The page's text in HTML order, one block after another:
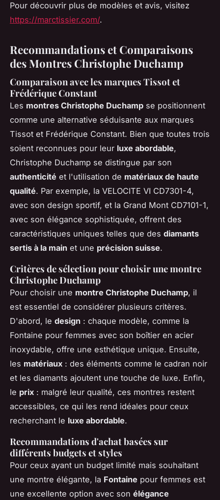
Pour découvrir plus de modèles et avis, visitez
https://marctissier.com/.
Recommandations et Comparaisons
des Montres Christophe Duchamp
Comparaison avec les marques Tissot et
Frédérique Constant
Les montres Christophe Duchamp se positionnent
comme une alternative séduisante aux marques
Tissot et Frédérique Constant. Bien que toutes trois
soient reconnues pour leur luxe abordable,
Christophe Duchamp se distingue par son
authenticité et l'utilisation de matériaux de haute
qualité. Par exemple, la VELOCITE VI CD7301-4,
avec son design sportif, et la Grand Mont CD7101-1,
avec son élégance sophistiquée, offrent des
caractéristiques uniques telles que des diamants
sertis à la main et une précision suisse.
Critères de sélection pour choisir une montre
Christophe Duchamp
Pour choisir une montre Christophe Duchamp, il
est essentiel de considérer plusieurs critères.
D'abord, le design : chaque modèle, comme la
Fontaine pour femmes avec son boîtier en acier
inoxydable, offre une esthétique unique. Ensuite,
les matériaux : des éléments comme le cadran noir
et les diamants ajoutent une touche de luxe. Enfin,
le prix : malgré leur qualité, ces montres restent
accessibles, ce qui les rend idéales pour ceux
recherchant le luxe abordable.
Recommandations d'achat basées sur
différents budgets et styles
Pour ceux ayant un budget limité mais souhaitant
une montre élégante, la Fontaine pour femmes est
une excellente option avec son élégance